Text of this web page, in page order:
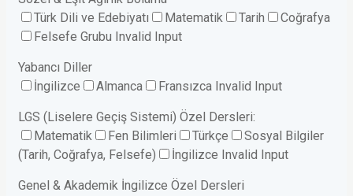
Türk Dili ve Edebiyatı
Matematik Tarih
Coğrafya
Felsefe Grubu Invalid Input
Yabancı Diller
İngilizce
Almanca Fransızca Invalid Input
LGS (Liselere Geçiş Sistemi) Özel Dersleri:
Matematik
Fen Bilimleri Türkçe
Sosyal Bilgiler
(Tarih, Coğrafya, Felsefe)
İngilizce Invalid Input
Genel & Akademik İngilizce Özel Dersleri